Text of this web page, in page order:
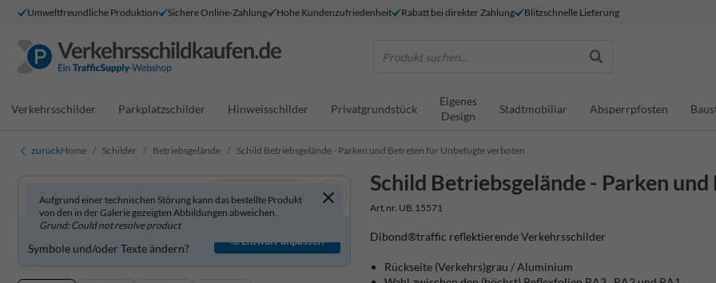
Umweltfreundliche Produktion Sichere Online-Zahlung Hohe Kundenzufriedenheit Rabatt bei direkter Zahlung Blitzschnelle Lieferung
Produkt suchen...
Verkehrsschilder Parkplatzschilder Hinweisschilder Privatgrundstück
Eigenes
Design
Stadtmobiliar Absperrpfosten
zurückHome Schilder Betriebsgelände Schild Betriebsgelände - Parken und Betreten für Unbefugte verboten
Schild Betriebsgelände - Parken
Art.nr. UB.15571
Aufgrund einer technischen Störung kann das bestellte Produkt
von den in der Galerie gezeigten Abbildungen abweichen.
Grund: Could not resolve product
In 3D anzeigen
Produkt individuell gestalten?
Symbole und/oder Texte ändern?
Entwurf anpassen Dibond®traffic reflektierende Verkehrsschilder
Rückseite (Verkehrs)grau / Aluminium